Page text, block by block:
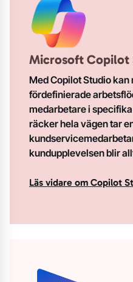
Microsoft Copilot
MedCopilot Studiokan
fördefinierade
medarbetare i
räcker hela vägen tar
kundupplevelsen blir
Läs vidare om Copilot